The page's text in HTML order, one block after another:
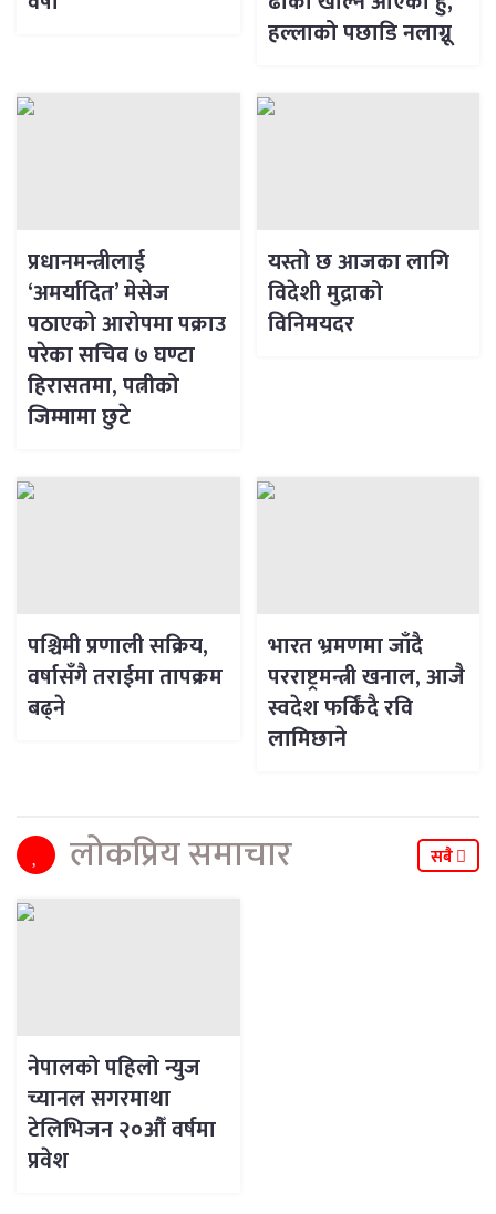
हल्लाको पछाडि नलाग्नू
प्रधानमन्त्रीलाई
‘अमर्यादित’ मेसेज
पठाएको आरोपमा पक्राउ
परेका सचिव ७ घण्टा
हिरासतमा, पत्नीको
जिम्मामा छुटे
यस्तो छ आजका लागि
विदेशी मुद्राको
विनिमयदर
पश्चिमी प्रणाली सक्रिय,
वर्षासँगै तराईमा तापक्रम
बढ्ने
भारत भ्रमणमा जाँदै
परराष्ट्रमन्त्री खनाल, आजै
स्वदेश फर्किंदै रवि
लामिछाने
लोकप्रिय समाचार सबै
नेपालको पहिलो न्युज
च्यानल सगरमाथा
टेलिभिजन २०औँ वर्षमा
प्रवेश